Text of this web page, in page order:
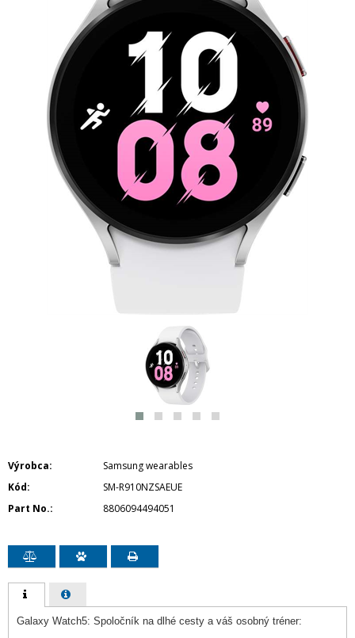
Výrobca
Samsung wearables
Kód
SM-R910NZSAEUE
Part No.
8806094494051
Galaxy Watch5: Spoločník na dlhé cesty a váš osobný tréner: